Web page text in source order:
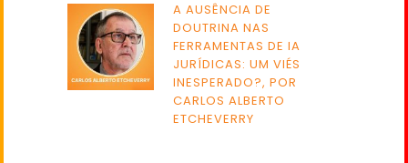
A AUSÊNCIA DE
DOUTRINA NAS
FERRAMENTAS DE IA
JURÍDICAS: UM VIÉS
INESPERADO?, POR
CARLOS ALBERTO
ETCHEVERRY